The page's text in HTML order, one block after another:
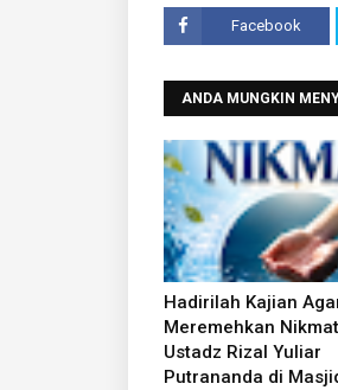
Facebook
ANDA MUNGKIN
Hadirilah Kajian
Meremehkan
Ustadz Rizal Yuliar
Putrananda di